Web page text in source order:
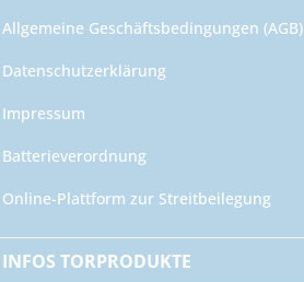
Allgemeine Geschäftsbedingungen (AGB)
Datenschutzerklärung
Impressum
Batterieverordnung
Online-Plattform zur Streitbeilegung
INFOS TORPRODUKTE